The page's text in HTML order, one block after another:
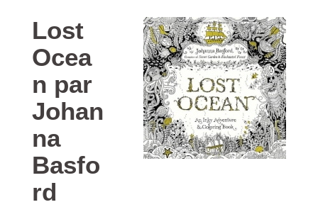
Lost
Ocea
n par
Johan
na
Basfo
rd